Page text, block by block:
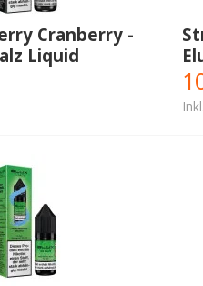
Cranberry -
Liquid